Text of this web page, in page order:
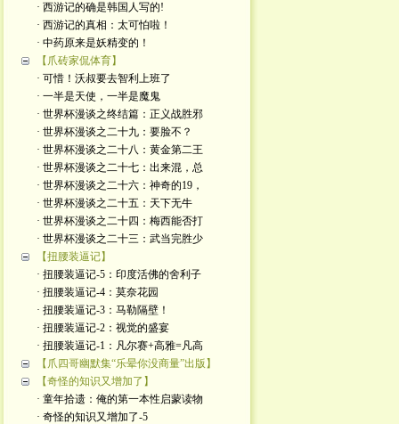
· 西游记的确是韩国人写的!
· 西游记的真相：太可怕啦！
· 中药原来是妖精变的！
【爪砖家侃体育】
· 可惜！沃叔要去智利上班了
· 一半是天使，一半是魔鬼
· 世界杯漫谈之终结篇：正义战胜邪
· 世界杯漫谈之二十九：要脸不？
· 世界杯漫谈之二十八：黄金第二王
· 世界杯漫谈之二十七：出来混，总
· 世界杯漫谈之二十六：神奇的19，
· 世界杯漫谈之二十五：天下无牛
· 世界杯漫谈之二十四：梅西能否打
· 世界杯漫谈之二十三：武当完胜少
【扭腰装逼记】
· 扭腰装逼记-5：印度活佛的舍利子
· 扭腰装逼记-4：莫奈花园
· 扭腰装逼记-3：马勒隔壁！
· 扭腰装逼记-2：视觉的盛宴
· 扭腰装逼记-1：凡尔赛+高雅=凡高
【爪四哥幽默集“乐晕你没商量”出版】
【奇怪的知识又增加了】
· 童年拾遗：俺的第一本性启蒙读物
· 奇怪的知识又增加了-5